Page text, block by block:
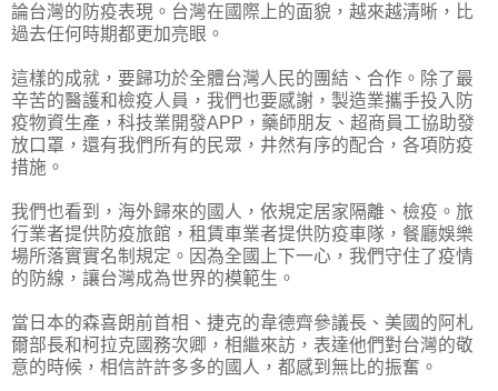
論台灣的防疫表現。台灣在國際上的面貌，越來越清晰，比
過去任何時期都更加亮眼。
這樣的成就，要歸功於全體台灣人民的團結、合作。除了最
辛苦的醫護和檢疫人員，我們也要感謝，製造業攜手投入防
疫物資生產，科技業開發APP，藥師朋友、超商員工協助發
放口罩，還有我們所有的民眾，井然有序的配合，各項防疫
措施。
我們也看到，海外歸來的國人，依規定居家隔離、檢疫。旅
行業者提供防疫旅館，租賃車業者提供防疫車隊，餐廳娛樂
場所落實實名制規定。因為全國上下一心，我們守住了疫情
的防線，讓台灣成為世界的模範生。
當日本的森喜朗前首相、捷克的韋德齊參議長、美國的阿札
爾部長和柯拉克國務次卿，相繼來訪，表達他們對台灣的敬
意的時候，相信許許多多的國人，都感到無比的振奮。